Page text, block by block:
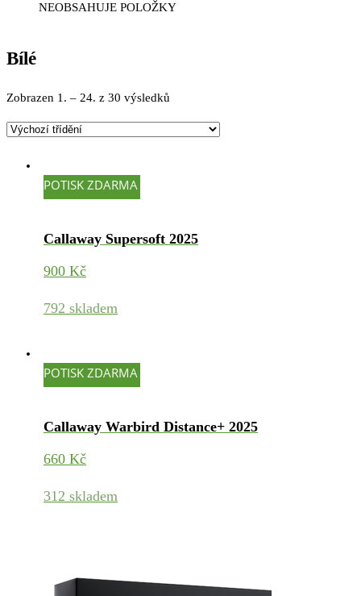
NEOBSAHUJE POLOŽKY
Bílé
Zobrazen 1. – 24. z 30 výsledků
POTISK ZDARMA
Callaway Supersoft 2025
900 Kč
792 skladem
POTISK ZDARMA
Callaway Warbird Distance+ 2025
660 Kč
312 skladem